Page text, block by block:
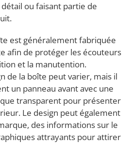
ou faisant partie de
est généralement fabriquée
afin de protéger les écouteurs
et la manutention.
de la boîte peut varier, mais il
un panneau avant avec une
transparent pour présenter
Le design peut également
des informations sur le
attrayants pour attirer